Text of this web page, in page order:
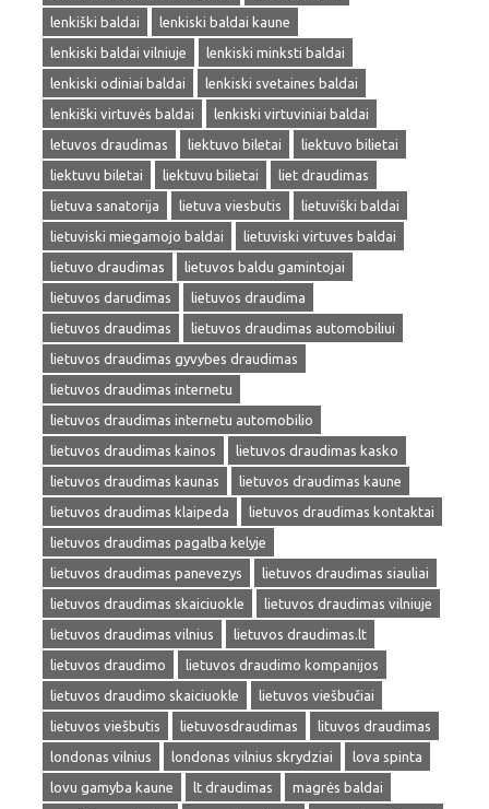
lenkiški baldai
lenkiski baldai kaune
lenkiski baldai vilniuje
lenkiski minksti baldai
lenkiski odiniai baldai
lenkiski svetaines baldai
lenkiški virtuvės baldai
lenkiski virtuviniai baldai
letuvos draudimas
liektuvo biletai
liektuvo bilietai
liektuvu biletai
liektuvu bilietai
liet draudimas
lietuva sanatorija
lietuva viesbutis
lietuviški baldai
lietuviski miegamojo baldai
lietuviski virtuves baldai
lietuvo draudimas
lietuvos baldu gamintojai
lietuvos darudimas
lietuvos draudima
lietuvos draudimas
lietuvos draudimas automobiliui
lietuvos draudimas gyvybes draudimas
lietuvos draudimas internetu
lietuvos draudimas internetu automobilio
lietuvos draudimas kainos
lietuvos draudimas kasko
lietuvos draudimas kaunas
lietuvos draudimas kaune
lietuvos draudimas klaipeda
lietuvos draudimas kontaktai
lietuvos draudimas pagalba kelyje
lietuvos draudimas panevezys
lietuvos draudimas siauliai
lietuvos draudimas skaiciuokle
lietuvos draudimas vilniuje
lietuvos draudimas vilnius
lietuvos draudimas.lt
lietuvos draudimo
lietuvos draudimo kompanijos
lietuvos draudimo skaiciuokle
lietuvos viešbučiai
lietuvos viešbutis
lietuvosdraudimas
lituvos draudimas
londonas vilnius
londonas vilnius skrydziai
lova spinta
lovu gamyba kaune
lt draudimas
magrės baldai